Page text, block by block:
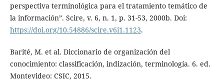
perspectiva terminológica para el tratamiento temático de
la información”. Scire, v. 6, n. 1, p. 31-53, 2000b. Doi:
https://doi.org/10.54886/scire.v6i1.1123.
Barité, M. et al. Diccionario de organización del
conocimiento: classificación, indización, terminología. 6. ed.
Montevideo: CSIC, 2015.